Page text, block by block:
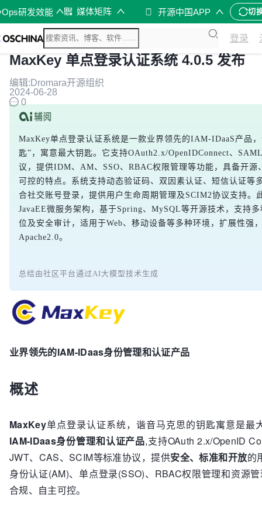
研发效能 媒体矩阵 开源中国APP 切
登录
MaxKey 单点登录认证系统 4.0.5 发布
编辑:Dromara开源组织
2024-06-28
0
MaxKey单点登录认证系统是一款业界领先的IAM-IDaaS产品
匙”，寓意最大钥匙。它支持OAuth2.x/OpenIDConnect、
议，提供IDM、AM、SSO、RBAC权限管理等功能，具备开源
可控的特点。系统支持动态验证码、双因素认证、短信认证等
合社交账号登录，提供用户生命周期管理及SCIM2协议支持。
JavaEE微服务架构，基于Spring、MySQL等开源技术，支持
位及安全审计，适用于Web、移动设备等多种环境，扩展性强
Apache2.0。
总结由社区平台通过AI大模型技术生成
业界领先的IAM-IDaas身份管理和认证产品
概述
MaxKey单点登录认证系统，谐音马克思的钥匙寓意是最
IAM-IDaas身份管理和认证产品,支持OAuth 2.x/OpenID
JWT、CAS、SCIM等标准协议，提供安全、标准和开放的
身份认证(AM)、单点登录(SSO)、RBAC权限管理和资源
合规、自主可控。